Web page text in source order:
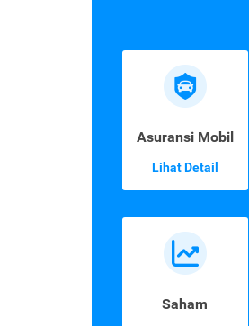
Asuransi Mobil
Lihat Detail
Saham